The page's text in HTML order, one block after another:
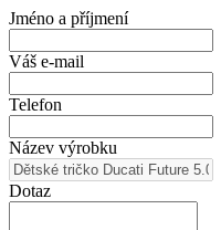
Jméno a příjmení
Váš e-mail
Telefon
Název výrobku
Dotaz